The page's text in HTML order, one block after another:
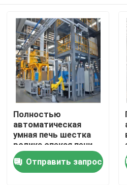
Дом
Продукты
Полностью
автоматическая
умная печь шестка
ролика спекая печи
для материалов
батареи лития
Отправить запрос